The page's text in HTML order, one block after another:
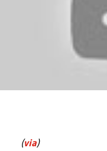
(via)